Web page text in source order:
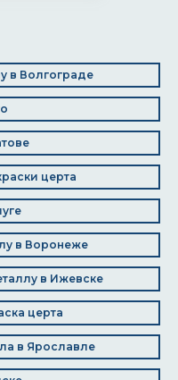
в Волгограде
церта
в Воронеже
в Ижевске
церта
в Ярославле